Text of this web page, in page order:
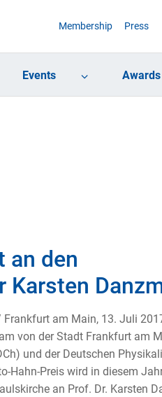
Membership Press
Events Awards
an den
Frankfurt am Main, 13. Juli
von der Stadt Frankfurt am
und der Deutschen
Hahn-Preis wird in diesem
an Prof. Dr. Karsten